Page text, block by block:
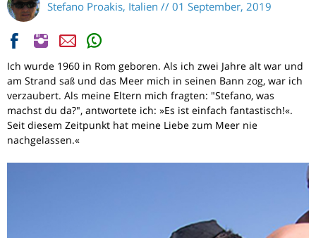
Stefano Proakis, Italien // 01 September, 2019
Ich wurde 1960 in Rom geboren. Als ich zwei Jahre alt war und
am Strand saß und das Meer mich in seinen Bann zog, war ich
verzaubert. Als meine Eltern mich fragten: "Stefano, was
machst du da?", antwortete ich: »Es ist einfach fantastisch!«.
Seit diesem Zeitpunkt hat meine Liebe zum Meer nie
nachgelassen.«